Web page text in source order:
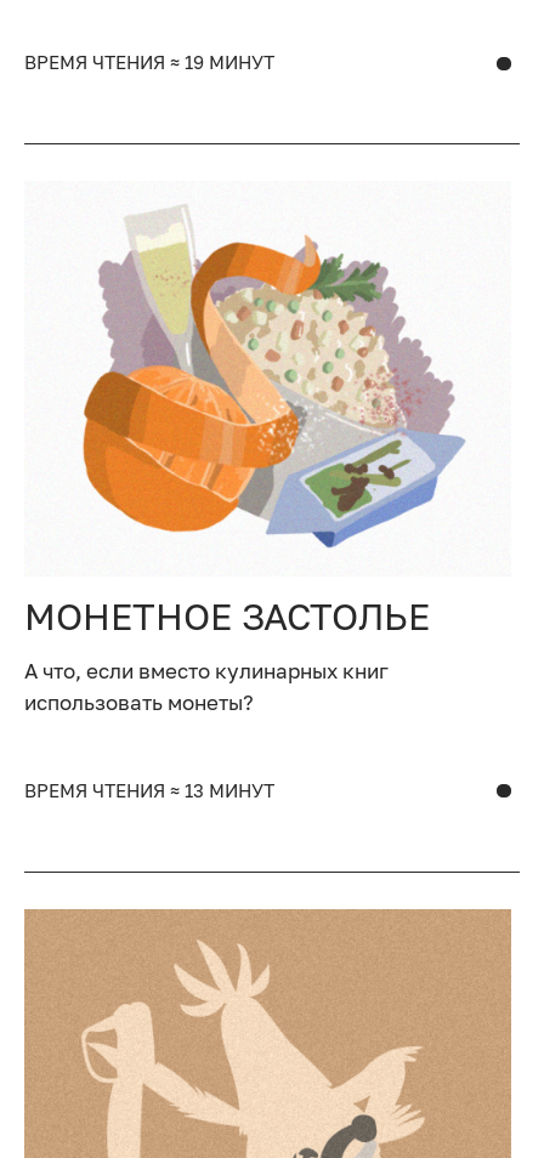
ВРЕМЯ ЧТЕНИЯ ≈ 19 МИНУТ
МОНЕТНОЕ ЗАСТОЛЬЕ
А что, если вместо кулинарных книг
использовать монеты?
ВРЕМЯ ЧТЕНИЯ ≈ 13 МИНУТ